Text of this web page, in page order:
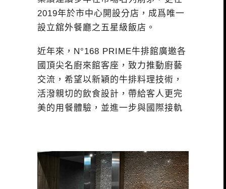
2019年於市中心開設分店，成爲唯一
設立舘外餐廳之五星級飯店。
近年來，N°168 PRIME牛排館廣邀各
國頂尖名廚來館客座，致力推動廚藝
交流，希望以新穎的牛排料理技術，
活潑親切的飲食設計，帶給客人更完
美的用餐體驗，並進一步與國際接軌